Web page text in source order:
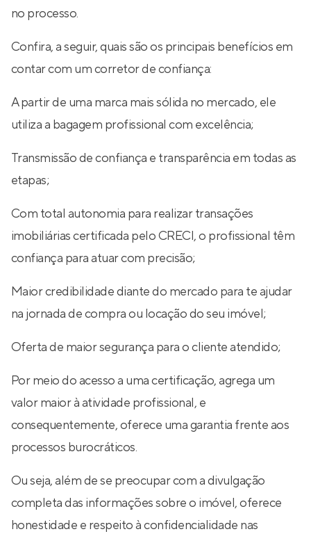
no processo.
Confira, a seguir, quais são os principais benefícios em
contar com um corretor de confiança:
A partir de uma marca mais sólida no mercado, ele
utiliza a bagagem profissional com excelência;
Transmissão de confiança e transparência em todas as
etapas;
Com total autonomia para realizar transações
imobiliárias certificada pelo CRECI, o profissional têm
confiança para atuar com precisão;
Maior credibilidade diante do mercado para te ajudar
na jornada de compra ou locação do seu imóvel;
Oferta de maior segurança para o cliente atendido;
Por meio do acesso a uma certificação, agrega um
valor maior à atividade profissional, e
consequentemente, oferece uma garantia frente aos
processos burocráticos.
Ou seja, além de se preocupar com a divulgação
completa das informações sobre o imóvel, oferece
honestidade e respeito à confidencialidade nas